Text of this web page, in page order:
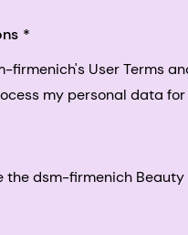
firmenich's User Terms
my personal data
the dsm-firmenich